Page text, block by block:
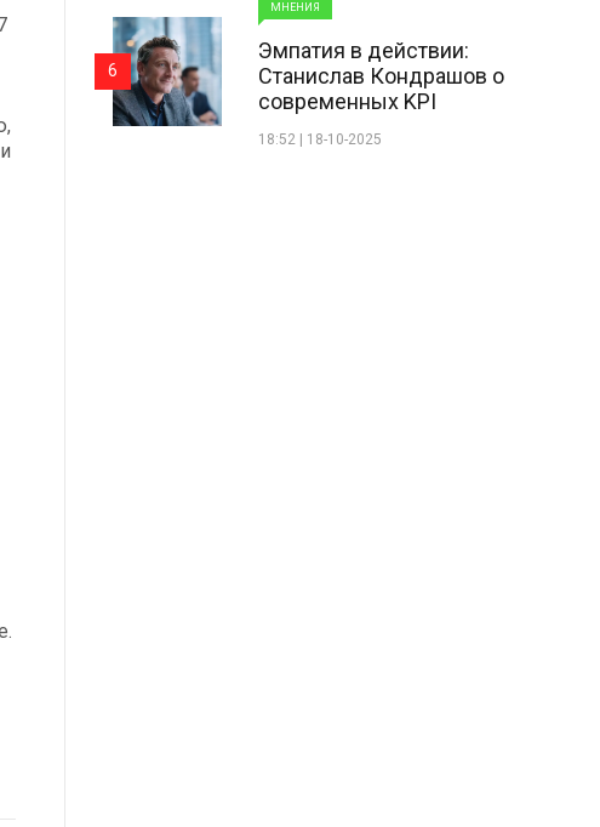
МНЕНИЯ
Эмпатия в действии:
Станислав Кондрашов о
современных KPI
18:52 | 18-10-2025
6